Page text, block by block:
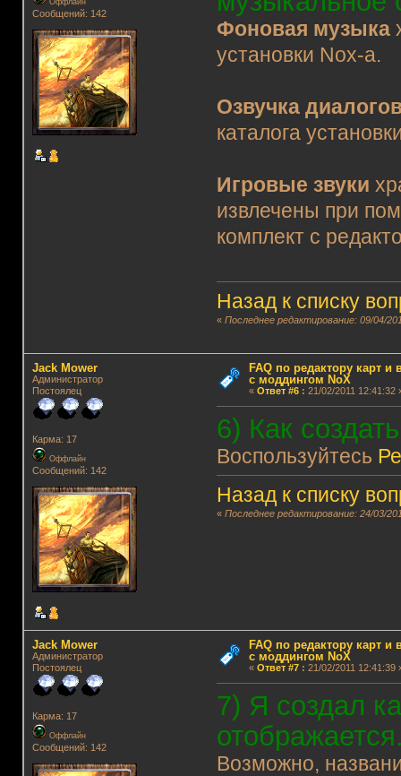
Сообщений: 142
Фоновая музыка
установки Nox-а.
Озвучка
каталога
Игровые звуки
извлечены при
комплект с
Назад к списку
«Последнее редактирование: 09/04/
Jack Mower
Администратор
Постоялец
Карма: 17
Оффлайн
Сообщений: 142
FAQ по редактору карт
с моддингом NoX
« Ответ #6: 21/02/2011 12:41:32
6) Как
Воспользуйтесь
Назад к списку
«Последнее редактирование: 24/03/
Jack Mower
Администратор
Постоялец
Карма: 17
Оффлайн
Сообщений: 142
FAQ по редактору карт
с моддингом NoX
« Ответ #7: 21/02/2011 12:41:39
7) Я создал
Возможно,